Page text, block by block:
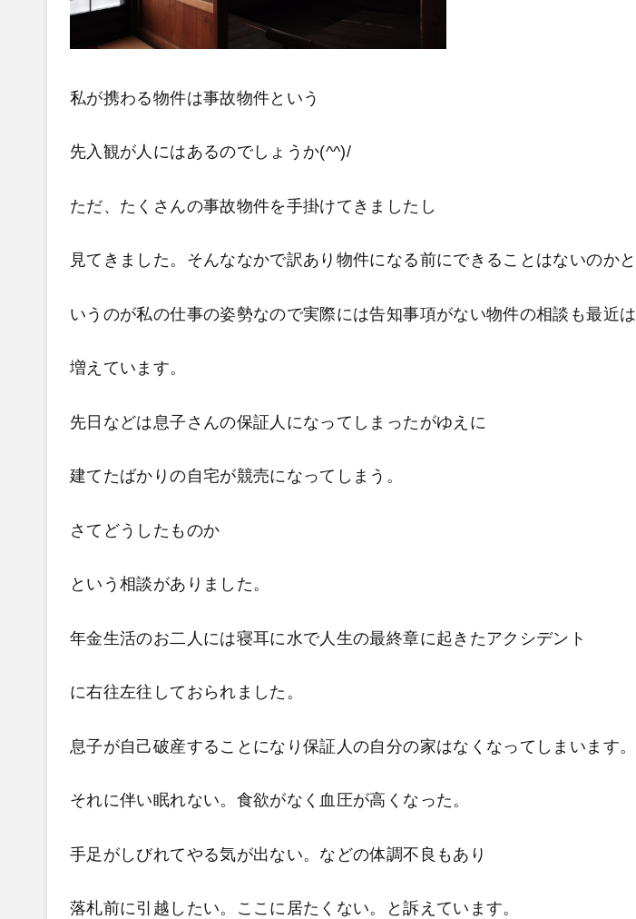
私が携わる物件は事故物件という
先入観が人にはあるのでしょうか(^^)/
ただ、たくさんの事故物件を手掛けてきましたし
見てきました。そんななかで訳あり物件になる前にできることはないのかと
いうのが私の仕事の姿勢なので実際には告知事項がない物件の相談も最近は
増えています。
先日などは息子さんの保証人になってしまったがゆえに
建てたばかりの自宅が競売になってしまう。
さてどうしたものか
という相談がありました。
年金生活のお二人には寝耳に水で人生の最終章に起きたアクシデント
に右往左往しておられました。
息子が自己破産することになり保証人の自分の家はなくなってしまいます。
それに伴い眠れない。食欲がなく血圧が高くなった。
手足がしびれてやる気が出ない。などの体調不良もあり
落札前に引越したい。ここに居たくない。と訴えています。